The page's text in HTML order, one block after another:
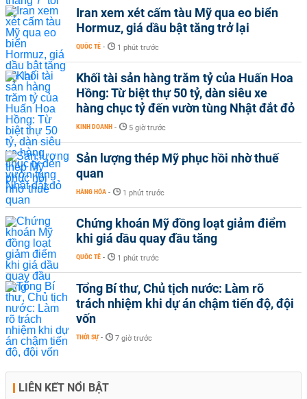
Iran xem xét cấm tàu Mỹ qua eo biển
Hormuz, giá dầu bật tăng trở lại
QUỐC TẾ - 1 phút trước
Khối tài sản hàng trăm tỷ của Huấn Hoa
Hồng: Từ biệt thự 50 tỷ, dàn siêu xe
hàng chục tỷ đến vườn tùng Nhật đắt đỏ
KINH DOANH - 5 giờ trước
Sản lượng thép Mỹ phục hồi nhờ thuế
quan
HÀNG HÓA - 1 phút trước
Chứng khoán Mỹ đồng loạt giảm điểm
khi giá dầu quay đầu tăng
QUỐC TẾ - 1 phút trước
Tổng Bí thư, Chủ tịch nước: Làm rõ
trách nhiệm khi dự án chậm tiến độ, đội
vốn
THỜI SỰ - 7 giờ trước
LIÊN KẾT NỔI BẬT